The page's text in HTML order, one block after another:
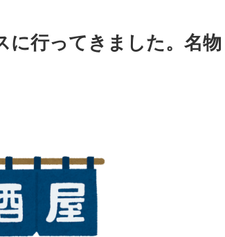
行ってきました。名物